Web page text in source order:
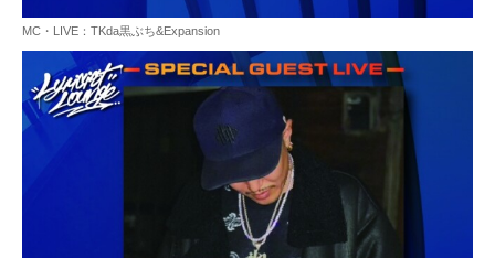
MC・LIVE：TKda黒ぶち&Expansion